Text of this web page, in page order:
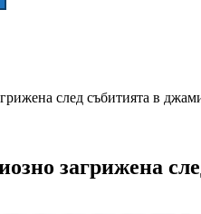
след събитията в
загрижена